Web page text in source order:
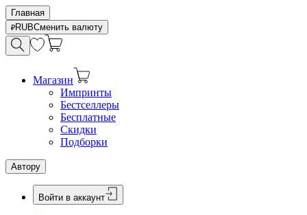
Главная
RUBСменить валюту
Магазин
Импринты
Бестселлеры
Бесплатные
Скидки
Подборки
Автору
Войти в аккаунт